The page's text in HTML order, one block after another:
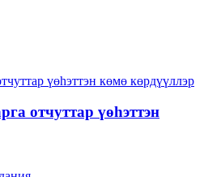
отчуттар үөһэттэн